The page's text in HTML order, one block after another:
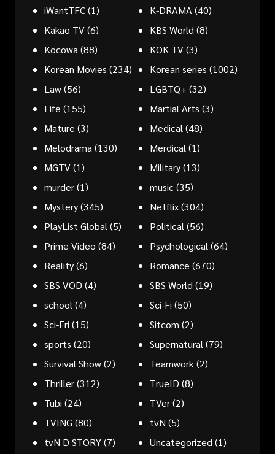
iWantTFC(1) K-DRAMA (40)
Kakao TV(6) KBS World (8)
Kocowa (88) KOK TV(3)
Korean Movies (234) Korean series (1002)
Law(56) LGBTQ+ (32)
Life (155) Martial Arts (3)
Mature (3) Medical (48)
Melodrama (130) Merdical (1)
MGTV(1) Military(13)
murder(1) music(35)
Mystery(345) Netflix(304)
PlayList Global (5) Political (56)
Prime Video (84) Psychological (64)
Reality(6) Romance (670)
SBS VOD (4) SBS World (19)
school (4) Sci-Fi (50)
Sci-Fri (15) Sitcom (2)
sports (20) Supernatural (79)
Survival Show(2) Teamwork (2)
Thriller(312) TrueID (8)
Tubi (24) TVer(2)
TVING (80) tvN (5)
tvN D STORY(7) Uncategorized (1)